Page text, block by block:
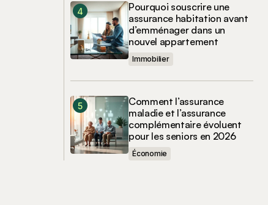
Pourquoi souscrire une
assurance habitation avant
d’emménager dans un
nouvel appartement
Immobilier
Comment l’assurance
maladie et l’assurance
complémentaire évoluent
pour les seniors en 2026
Économie